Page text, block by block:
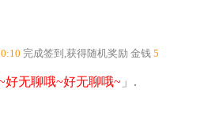
完成签到,获得随机奖励 金钱 5
好无聊哦~好无聊哦~ 」.